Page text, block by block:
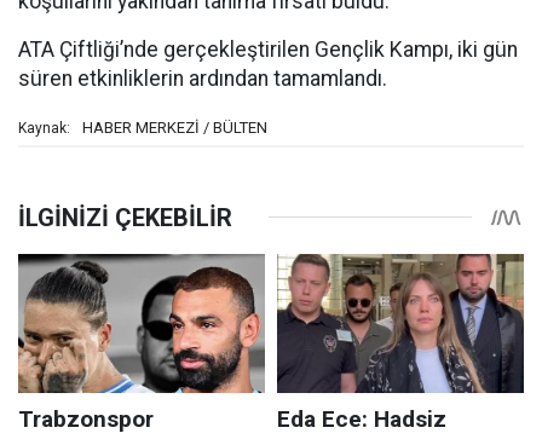
ATA Çiftliği’nde gerçekleştirilen Gençlik Kampı, iki gün
süren etkinliklerin ardından tamamlandı.
Kaynak: HABER MERKEZİ / BÜLTEN